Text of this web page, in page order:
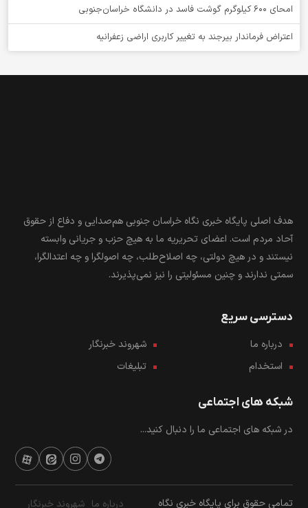
امحای ۶۰۰ کیلوگرم گوشت فاسد در دانشگاه خراسان‌جنوبی
اعتراض فرماندار بیرجند به تغییر کاربری اراضی زعفرانیه
هدف اصلی پایگاه خبری نگاه خراسان جنوبی هم‌صدایی و دفاع از حقوق
آحاد مردم است. اعضای تحریریه ما به هیچ حزب و جریانی وابسته
نیستند و در هیچ دولتی، چه اصلاح‌طلب، چه اصولگرا و چه اعتدالگرا،
سمتی ندارند و چنین مسئولیتی را نیز نمی‌پذیرند.
دسترسی سریع
درباره ما
شهروند خبرنگار
استخدام
تبلیغات
شبکه های اجتماعی
در شبکه های اجتماعی ما را دنبال کنید...
تمامی حقوق برای پایگاه خبری نگاه درباره ما شهروند خبرنگار